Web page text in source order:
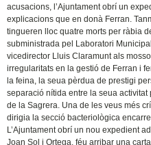
acusacions, l’Ajuntament obrí un
explicacions que en donà Ferran.
tingueren lloc quatre morts per ràbia
subministrada pel Laboratori
vicedirector Lluis Claramunt als
irregularitats en la gestió de Ferran i
la feina, la seua pèrdua de prestigi
separació nítida entre la seua activitat
de la Sagrera. Una de les veus més
dirigia la secció bacteriològica
L’Ajuntament obrí un nou expedient
Joan Sol i Ortega, féu arribar una